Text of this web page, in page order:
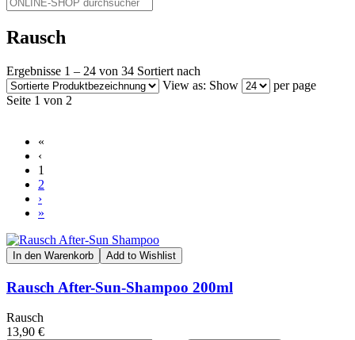
Rausch
Ergebnisse 1 – 24 von 34 Sortiert nach
View as: Show
per page
Seite 1 von 2
«
‹
1
2
›
»
In den Warenkorb Add to Wishlist
Rausch After-Sun-Shampoo 200ml
Rausch
13,90 €